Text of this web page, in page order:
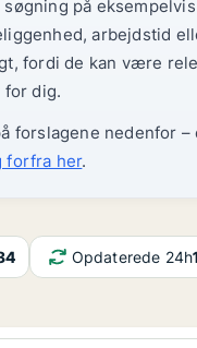
på
arbejdstid
fordi de kan være
dig.
forslagene nedenfor –
forfra her.
Opdaterede 24h